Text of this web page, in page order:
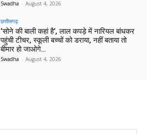
Swadha - August 4, 2026
छत्तीसगढ़
‘सोने की बाली कहां है’, लाल कपड़े में नारियल बांधकर
पहुंची टीचर, स्कूली बच्चों को डराया, नहीं बताया तो
बीमार हो जाओगे…
Swadha - August 4, 2026